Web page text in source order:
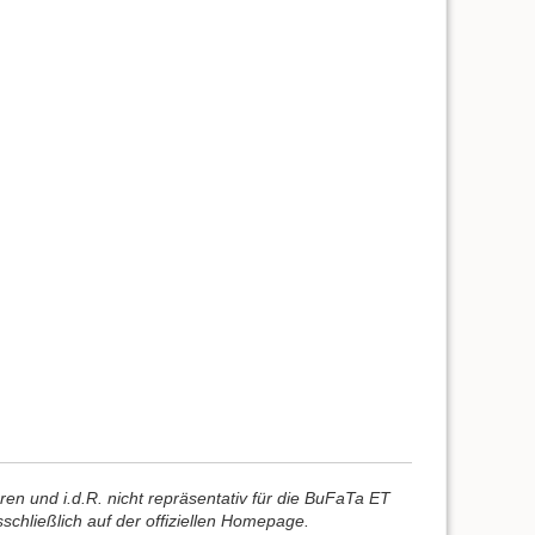
und i.d.R. nicht repräsentativ für die BuFaTa ET
auf der offiziellen Homepage.